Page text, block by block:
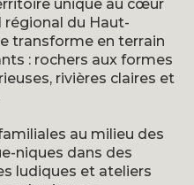
unique au cœur
régional du Haut-
transforme en terrain
: rochers aux formes
rivières claires et
au milieu des
niques dans des
ludiques et ateliers